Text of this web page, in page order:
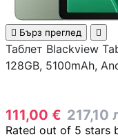
 Бърз преглед 
Таблет Blackview
128GB, 5100mAh,
111,00 € 217,10
Rated out of 5 stars